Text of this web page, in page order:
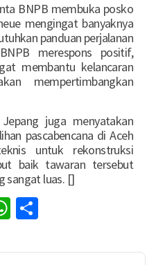
BNPB membuka posko
mengingat banyaknya
panduan perjalanan
merespons positif,
membantu kelancaran
mempertimbangkan
juga menyatakan
pascabencana di Aceh
untuk rekonstruksi
baik tawaran tersebut
sangat luas. []
WhatsApp